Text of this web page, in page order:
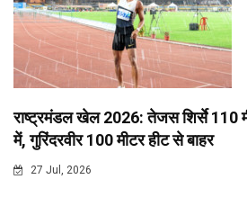
राष्ट्रमंडल खेल 2026: तेजस शिर्से 110
में, गुरिंदरवीर 100 मीटर हीट से बाहर
27 Jul, 2026